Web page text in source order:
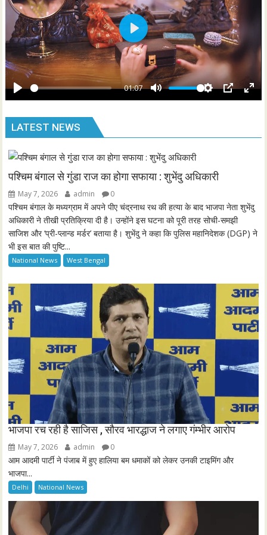
e
e
P
l
a
01:07
M
S
n
s
P
E
l
s
e
n
P
l
a
y
LATEST NEWS
पश्चिम बंगाल से गुंडा राज का होगा सफाया : शुभेंदु अधिकारी
May 7, 2026 admin 0
पश्चिम बंगाल के मध्यग्राम में अपने पीए चंद्रनाथ रथ की हत्या के बाद भाजपा नेता शुभेंदु
अधिकारी ने तीखी प्रतिक्रिया दी है। उन्होंने इस घटना को पूरी तरह सोची-समझी
साजिश और ‘प्री-प्लान्ड मर्डर’ बताया है। शुभेंदु ने कहा कि पुलिस महानिदेशक (DGP) ने
भी इस बात की पुष्टि...
National News West Bengal
भाजपा रच रही है साजिस , सौरव भारद्धाज ने लगाए गंम्भीर आरोप
May 7, 2026 admin 0
आम आदमी पार्टी ने पंजाब में हुए हालिया बम धमाकों को लेकर उनकी टाइमिंग और
भाजपा...
Delhi National News